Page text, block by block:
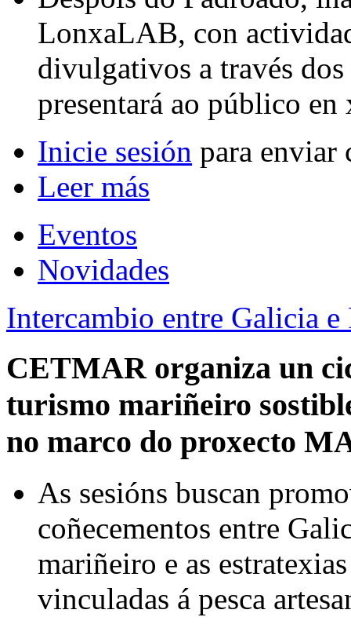
LonxaLAB, con
divulgativos a través
presentará ao público en
Inicie sesión para enviar
Leer más
Eventos
Novidades
Intercambio entre Galicia e
CETMAR organiza un
turismo mariñeiro
no marco do proxecto
As sesións buscan
coñecementos entre
mariñeiro e as
vinculadas á pesca